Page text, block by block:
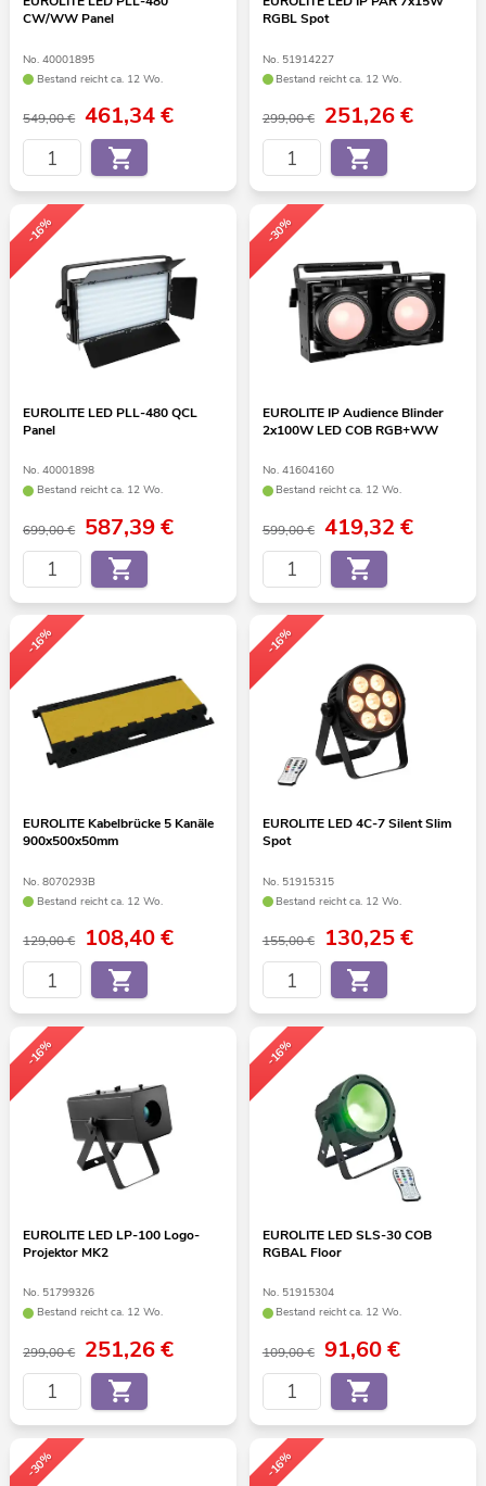
CW/WW Panel
No. 40001895
Bestand reicht ca. 12 Wo.
549,00 € 461,34€
RGBL Spot
No. 51914227
Bestand reicht ca. 12 Wo.
299,00 € 251,26€
-16%
EUROLITE LED PLL-480 QCL
Panel
No. 40001898
Bestand reicht ca. 12 Wo.
699,00 € 587,39€
-30%
EUROLITE IP Audience Blinder
2x100W LED COB RGB+WW
No. 41604160
Bestand reicht ca. 12 Wo.
599,00 € 419,32 €
-16%
EUROLITE Kabelbrücke 5 Kanäle
900x500x50mm
No. 8070293B
Bestand reicht ca. 12 Wo.
129,00 € 108,40€
-16%
EUROLITE LED 4C-7 Silent Slim
Spot
No. 51915315
Bestand reicht ca. 12 Wo.
155,00 € 130,25€
-16%
EUROLITE LED LP-100 Logo-
Projektor MK2
No. 51799326
Bestand reicht ca. 12 Wo.
299,00 € 251,26€
-16%
EUROLITE LED SLS-30 COB
RGBAL Floor
No. 51915304
Bestand reicht ca. 12 Wo.
109,00 € 91,60€
-30% -16%